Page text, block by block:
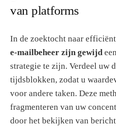
van platforms
In de zoektocht naar
e-mailbeheer zijn gewijd
strategie te zijn. Verdeel uw
tijdsblokken, zodat u
voor andere taken. Deze
fragmenteren van uw
door het bekijken van